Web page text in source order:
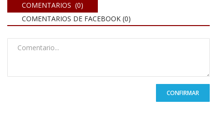
COMENTARIOS (0)
COMENTARIOS DE FACEBOOK (0)
CONFIRMAR